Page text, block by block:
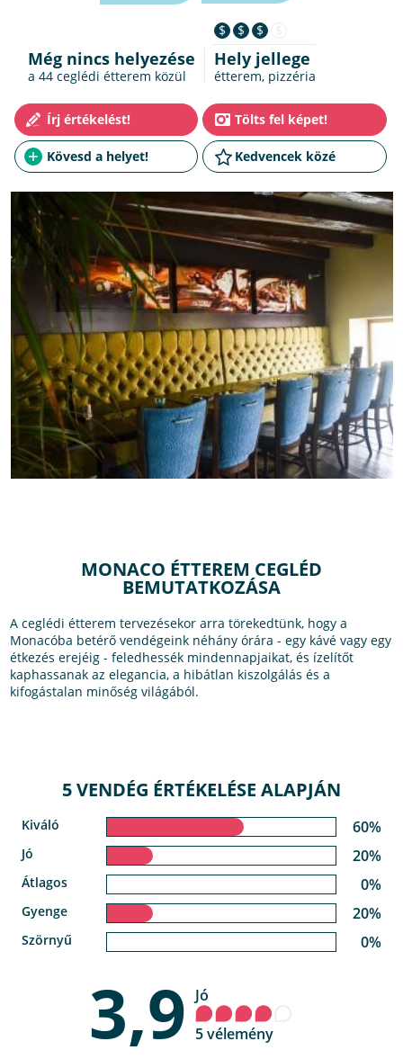
Még nincs helyezése
a 44ceglédi étterem közül
$ $ $
Hely jellege
étterem, pizzéria
MONACO ÉTTEREM CEGLÉD
BEMUTATKOZÁSA
A ceglédi étterem tervezésekor arra törekedtünk, hogy a
Monacóba betérő vendégeink néhány órára - egy kávé vagy egy
étkezés erejéig - feledhessék mindennapjaikat, és ízelítőt
kaphassanak az elegancia, a hibátlan kiszolgálás és a
kifogástalan minőség világából.
5 VENDÉG ÉRTÉKELÉSE ALAPJÁN
Kiváló 60%
Jó 20%
Átlagos 0%
Gyenge 20%
Szörnyű 0%
3,9 Jó
5 vélemény